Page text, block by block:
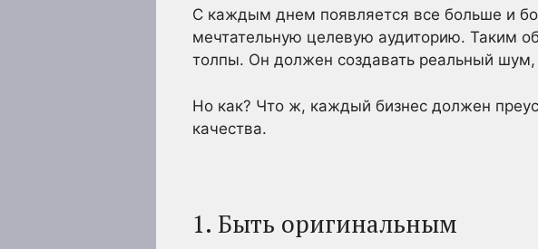
С каждым днем появляется все больше и
мечтательную целевую аудиторию. Таким
толпы. Он должен создавать реальный
Но как? Что ж, каждый бизнес должен
качества.
1. Быть оригинальным